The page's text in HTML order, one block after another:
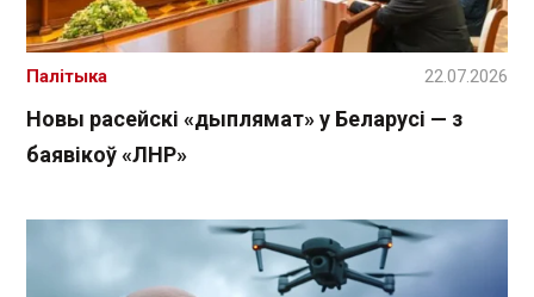
Новы расейскі «дыплямат» у Беларусі — з
баявікоў «ЛНР»
Палітыка 22.07.2026